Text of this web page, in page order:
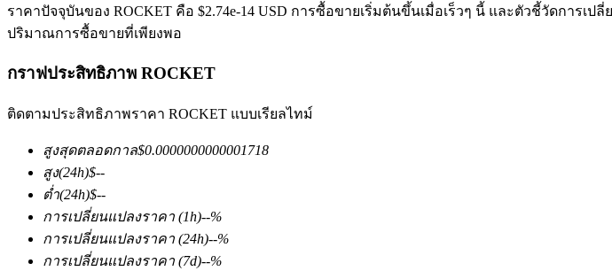
ฟิวเจอร์ส USDT
ฟิวเจอร์สที่ใช้ USDT เป็นหลักประกัน
ฟิวเจอร์ส COIN-M
ราคาปัจจุบันของ ROCKET คือ $2.74e-14 USD การซื้อขายเริ่มต้นขึ้นเมื่อเร็วๆ นี้ และตัวชี้วัดการ
ปริมาณการซื้อขายที่เพียงพอ
กราฟประสิทธิภาพ ROCKET
ติดตามประสิทธิภาพราคา ROCKET แบบเรียลไทม์
สูงสุดตลอดกาล$0.0000000000001718
สูง(24h)$--
ต่ำ(24h)$--
การเปลี่ยนแปลงราคา (1h)--%
การเปลี่ยนแปลงราคา (24h)--%
การเปลี่ยนแปลงราคา (7d)--%